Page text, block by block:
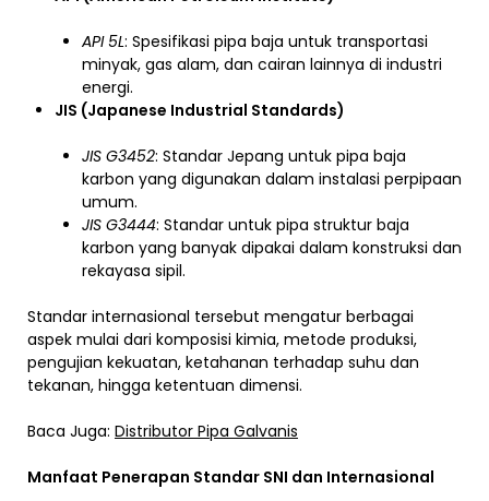
API 5L: Spesifikasi pipa baja untuk transportasi
minyak, gas alam, dan cairan lainnya di industri
energi.
JIS (Japanese Industrial Standards)
JIS G3452: Standar Jepang untuk pipa baja
karbon yang digunakan dalam instalasi perpipaan
umum.
JIS G3444: Standar untuk pipa struktur baja
karbon yang banyak dipakai dalam konstruksi dan
rekayasa sipil.
Standar internasional tersebut mengatur berbagai
aspek mulai dari komposisi kimia, metode produksi,
pengujian kekuatan, ketahanan terhadap suhu dan
tekanan, hingga ketentuan dimensi.
Baca Juga: Distributor Pipa Galvanis
Manfaat Penerapan Standar SNI dan Internasional